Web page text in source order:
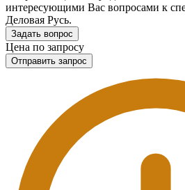
интересующими Вас вопросами к
Деловая Русь.
Задать вопрос
Цена по запросу
Отправить запрос